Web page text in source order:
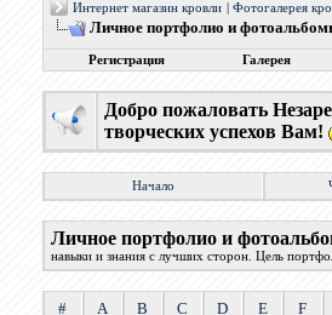
Интернет магазин кровли Фотогалерея
Личное портфолио и
Регистрация Галерея
Добро пожаловать
творческих успехов Вам!
Начало
Личное портфолио и
навыки и знания с лучших сторон. Цель
# A B C D E F